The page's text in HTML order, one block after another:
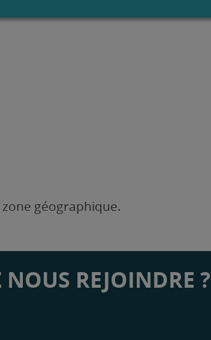
géographique.
REJOINDRE ?